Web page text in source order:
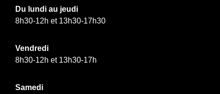
Du lundi au jeudi
8h30-12h et 13h30-17h30
Vendredi
8h30-12h et 13h30-17h
Samedi